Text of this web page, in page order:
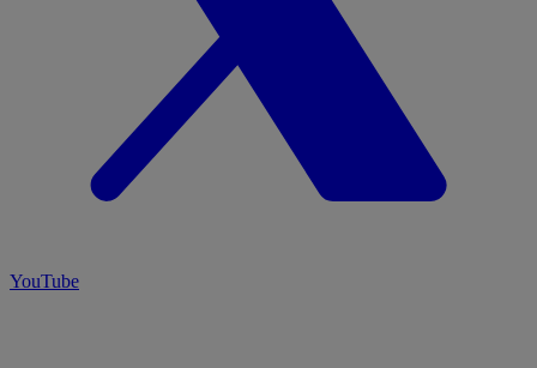
YouTube